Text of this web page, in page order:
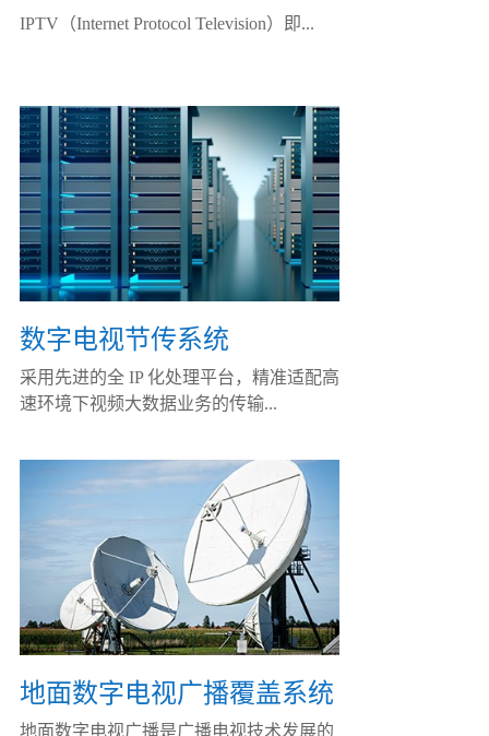
IPTV（Internet Protocol Television）即...
数字电视节传系统
采用先进的全 IP 化处理平台，精准适配高
速环境下视频大数据业务的传输...
地面数字电视广播覆盖系统
地面数字电视广播是广播电视技术发展的